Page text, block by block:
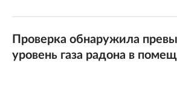
Проверка обнаружила
уровень газа радона в